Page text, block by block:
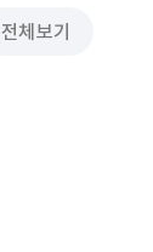
전체보기